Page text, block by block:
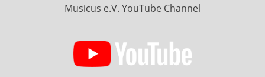
Musicus e.V. YouTube Channel